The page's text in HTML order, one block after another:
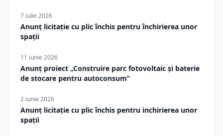
7 iulie 2026
Anunț licitație cu plic închis pentru închirierea unor
spații
11 iunie 2026
Anunț proiect „Construire parc fotovoltaic și baterie
de stocare pentru autoconsum”
2 iunie 2026
Anunț licitație cu plic închis pentru inchirierea unor
spații